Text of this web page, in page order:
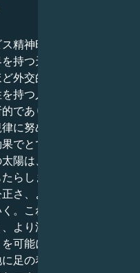
精神旺盛な乙女座の太
持つ天秤座の水星と心
外交的で協調的な核を
持つ人になります。あ
であり、混沌を避ける
に努めている。
でとても良い効果をも
陽は、完璧を好み、分
らします。しかし天秤
さ、より物質的な真実
。これこそが、あなた
より深く、より慎重な
可能にしてくれるので
足の着いた忍耐強い存